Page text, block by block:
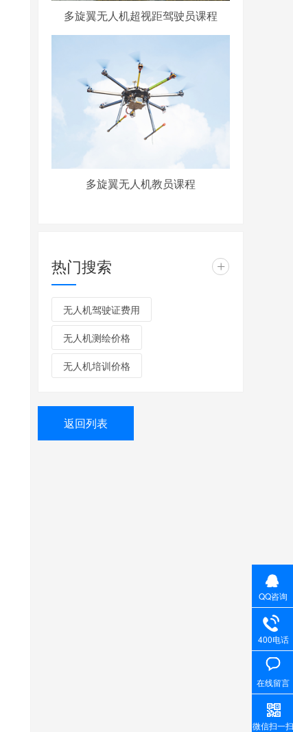
多旋翼无人机超视距驾驶员课程
多旋翼无人机教员课程
热门搜索 +
无人机驾驶证费用
无人机测绘价格
无人机培训价格
返回列表
QQ咨询
400电话
在线留言
微信扫一扫